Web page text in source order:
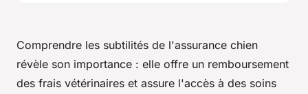
Comprendre les subtilités de l'assurance chien
révèle son importance : elle offre un remboursement
des frais vétérinaires et assure l'accès à des soins